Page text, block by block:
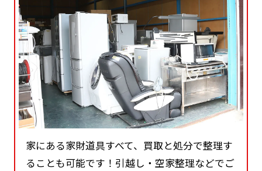
家にある家財道具すべて、買取と処分で整理す
ることも可能です！引越し・空家整理などでご